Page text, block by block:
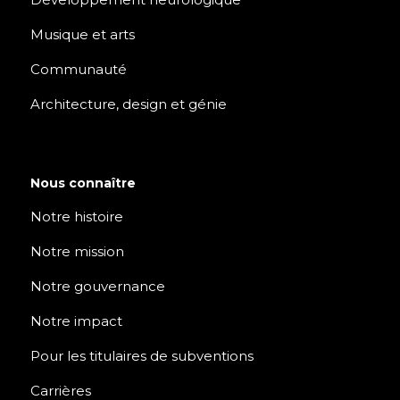
Musique et arts
Communauté
Architecture, design et génie
Nous connaître
Notre histoire
Notre mission
Notre gouvernance
Notre impact
Pour les titulaires de subventions
Carrières